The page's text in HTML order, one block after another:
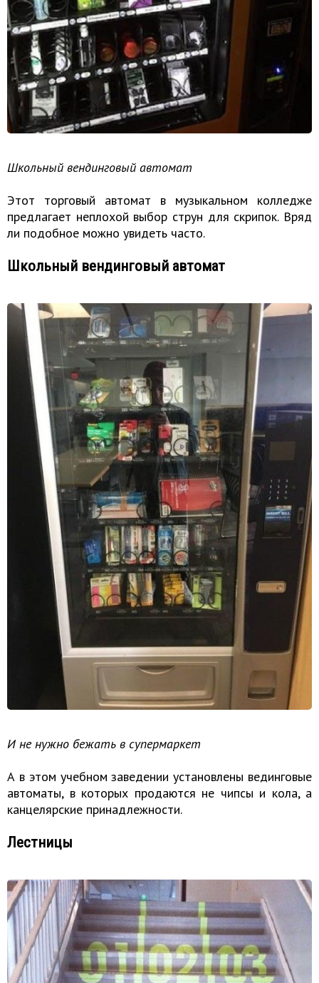
Школьный вендинговый автомат
Этот торговый автомат в музыкальном колледже
предлагает неплохой выбор струн для скрипок. Вряд
ли подобное можно увидеть часто.
Школьный вендинговый автомат
И не нужно бежать в супермаркет
А в этом учебном заведении установлены вединговые
автоматы, в которых продаются не чипсы и кола, а
канцелярские принадлежности.
Лестницы